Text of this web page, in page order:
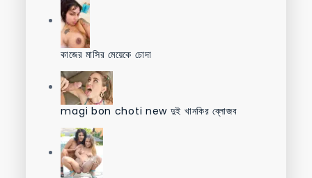
কাজের মাসির মেয়েকে চোদা
magi bon choti new দুই খানকির ব্লোজব